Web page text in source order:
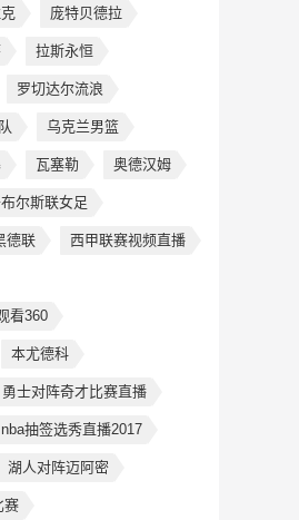
庞特贝德拉
拉斯永恒
罗切达尔流浪
乌克兰男篮
瓦塞勒 奥德汉姆
尔斯联女足
德联 西甲联赛视频直播
看360
本尤德科
勇士对阵奇才比赛直播
nba抽签选秀直播2017
湖人对阵迈阿密
赛